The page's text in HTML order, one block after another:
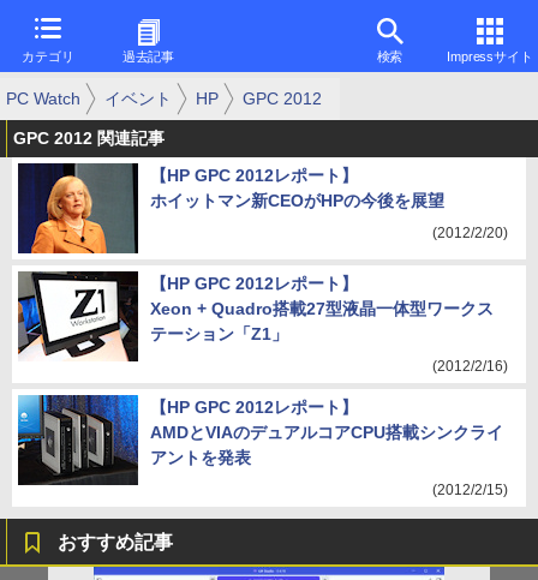
カテゴリ 過去記事 検索 Impressサイト
PC Watch イベント HP GPC 2012
GPC 2012 関連記事
【HP GPC 2012レポート】
ホイットマン新CEOがHPの今後を展望
(2012/2/20)
【HP GPC 2012レポート】
Xeon + Quadro搭載27型液晶一体型ワークス
テーション「Z1」
(2012/2/16)
【HP GPC 2012レポート】
AMDとVIAのデュアルコアCPU搭載シンクライ
アントを発表
(2012/2/15)
おすすめ記事